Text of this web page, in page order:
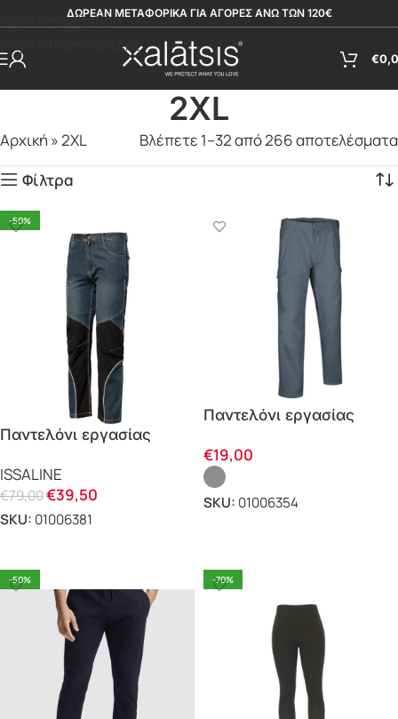
Skip to navigation
Skip to main content
ΔΩΡΕΑΝ ΜΕΤΑΦΟΡΙΚΑ ΓΙΑ ΑΓΟΡΕΣ ΑΝΩ ΤΩΝ 120€
€
2XL
Αρχική »2XL
Βλέπετε 1–32 από 266 αποτελέσματα
Φίλτρα
-50%
Παντελόνι εργασίας
8838B Issaline
ISSALINE
€79,00€39,50
SKU: 01006381
Παντελόνι εργασίας
€19,00
SKU: 01006354
-50% -70%